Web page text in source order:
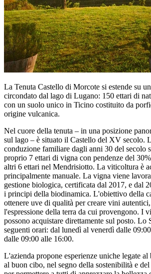
La Tenuta Castello di Morcote si estende su
circondato dal lago di Lugano: 150 ettari di
con un suolo unico in Ticino costituito da
origine vulcanica.
Nel cuore della tenuta – in una posizione
sul lago – è situato il Castello del XV secolo.
conduzione familiare dagli anni 30 del secolo
proprio 7 ettari di vigna con pendenze del
altri 6 ettari nel Mendrisiotto. La viticoltura è
principalmente manuale. La vigna viene
gestione biologica, certificata dal 2017, e dal
i principi della biodinamica. L'obiettivo della
ottenere uve di qualità per creare vini
l'espressione della terra da cui provengono. I
possono acquistare direttamente sul posto. Lo
seguenti orari: dal lunedì al venerdì dalle
dalle 09:00 alle 16:00.
L'azienda propone esperienze uniche legate
al buon cibo, nel segno della sostenibilità e